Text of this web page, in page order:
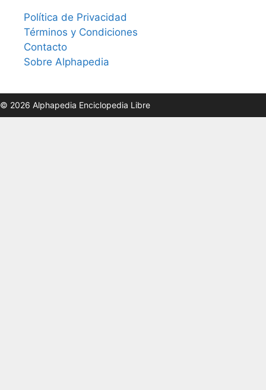
Política de Privacidad
Términos y Condiciones
Contacto
Sobre Alphapedia